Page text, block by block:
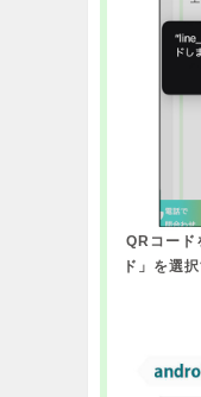
QRコード
ド」を選